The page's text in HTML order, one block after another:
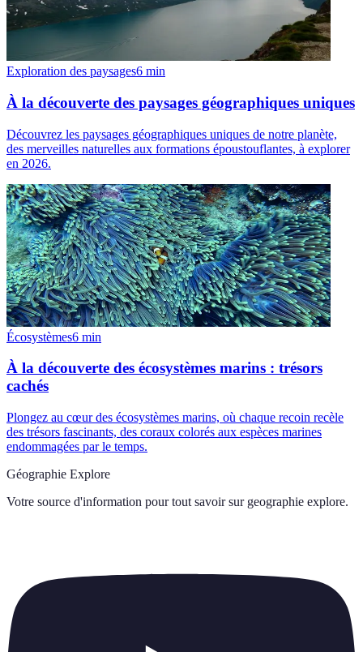
Exploration des paysages6 min
À la découverte des paysages géographiques uniques
Découvrez les paysages géographiques uniques de notre planète,
des merveilles naturelles aux formations époustouflantes, à explorer
en 2026.
Écosystèmes6 min
À la découverte des écosystèmes marins : trésors
cachés
Plongez au cœur des écosystèmes marins, où chaque recoin recèle
des trésors fascinants, des coraux colorés aux espèces marines
endommagées par le temps.
Géographie Explore
Votre source d'information pour tout savoir sur geographie explore.